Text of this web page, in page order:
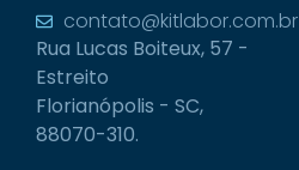
contato@kitlabor.com.br
Rua Lucas Boiteux, 57 -
Estreito
Florianópolis - SC,
88070-310.